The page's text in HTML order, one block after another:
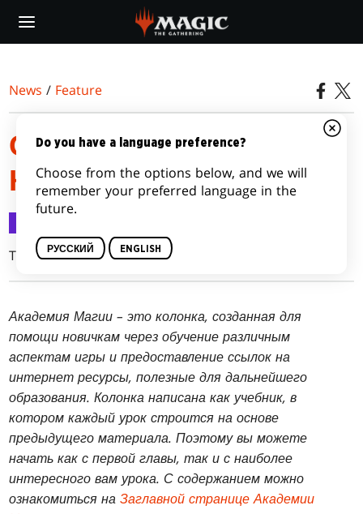
main
News / Feature
СОБИРАЕМ ПЕРВУЮ
КОЛОДУ
Ted Knutson
Академия Магии – это колонка, созданная для
помощи новичкам через обучение различным
аспектам игры и предоставление ссылок на
интернет ресурсы, полезные для дальнейшего
образования. Колонка написана как учебник, в
котором каждый урок строится на основе
предыдущего материала. Поэтому вы можете
начать как с первой главы, так и с наиболее
интересного вам урока. С содержанием можно
ознакомиться наЗаглавной странице Академии
Do you have a language preference?
Choose from the options below, and we will
remember your preferred language in the
future.
РУССКИЙ ENGLISH